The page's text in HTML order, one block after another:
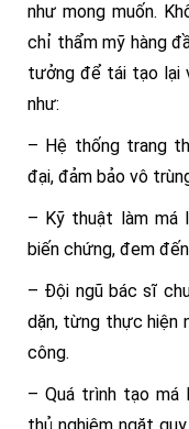
như mong muốn.
chỉ thẩm mỹ hàng
tưởng để tái tạo lại
như:
– Hệ thống trang
đại, đảm bảo vô
– Kỹ thuật làm má
biến chứng, đem
– Đội ngũ bác sĩ
dặn, từng thực hiện
công.
– Quá trình tạo má